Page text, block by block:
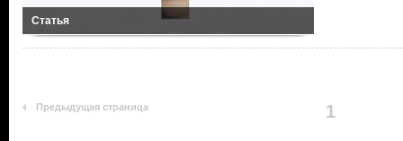
Статья
Предыдущая страница 1